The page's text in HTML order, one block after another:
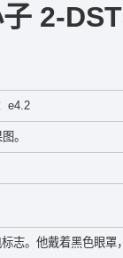
2-
e4.2
。
志。他戴着黑色眼罩